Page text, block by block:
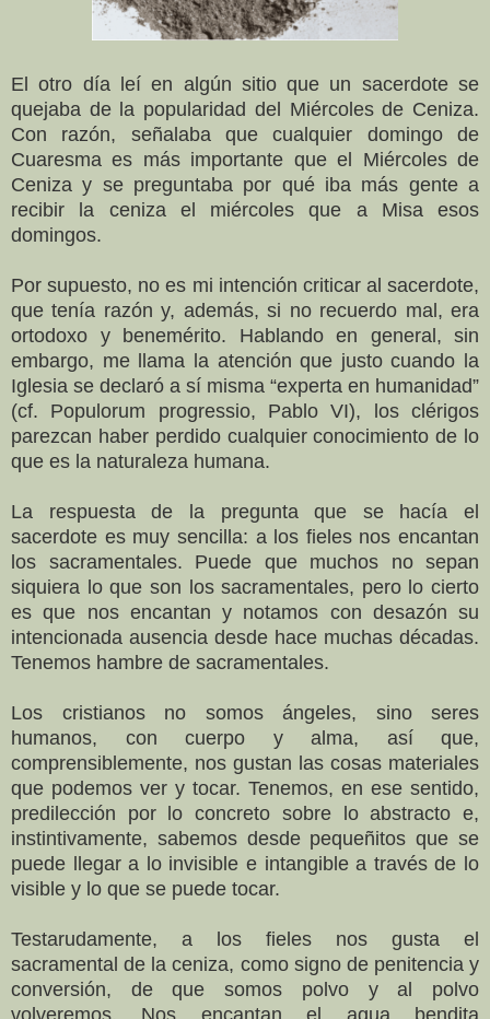
El otro día leí en algún sitio que un sacerdote se
quejaba de la popularidad del Miércoles de Ceniza.
Con razón, señalaba que cualquier domingo de
Cuaresma es más importante que el Miércoles de
Ceniza y se preguntaba por qué iba más gente a
recibir la ceniza el miércoles que a Misa esos
domingos.
Por supuesto, no es mi intención criticar al sacerdote,
que tenía razón y, además, si no recuerdo mal, era
ortodoxo y benemérito. Hablando en general, sin
embargo, me llama la atención que justo cuando la
Iglesia se declaró a sí misma “experta en humanidad”
(cf. Populorum progressio, Pablo VI), los clérigos
parezcan haber perdido cualquier conocimiento de lo
que es la naturaleza humana.
La respuesta de la pregunta que se hacía el
sacerdote es muy sencilla: a los fieles nos encantan
los sacramentales. Puede que muchos no sepan
siquiera lo que son los sacramentales, pero lo cierto
es que nos encantan y notamos con desazón su
intencionada ausencia desde hace muchas décadas.
Tenemos hambre de sacramentales.
Los cristianos no somos ángeles, sino seres
humanos, con cuerpo y alma, así que,
comprensiblemente, nos gustan las cosas materiales
que podemos ver y tocar. Tenemos, en ese sentido,
predilección por lo concreto sobre lo abstracto e,
instintivamente, sabemos desde pequeñitos que se
puede llegar a lo invisible e intangible a través de lo
visible y lo que se puede tocar.
Testarudamente, a los fieles nos gusta el
sacramental de la ceniza, como signo de penitencia y
conversión, de que somos polvo y al polvo
volveremos. Nos encantan el agua bendita